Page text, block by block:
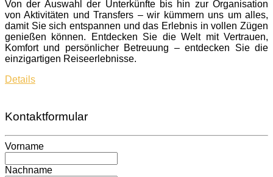
Von der Auswahl der Unterkünfte bis hin zur Organisation
von Aktivitäten und Transfers – wir kümmern uns um alles,
damit Sie sich entspannen und das Erlebnis in vollen Zügen
genießen können. Entdecken Sie die Welt mit Vertrauen,
Komfort und persönlicher Betreuung – entdecken Sie die
einzigartigen Reiseerlebnisse.
Details
Kontaktformular
Vorname
Nachname